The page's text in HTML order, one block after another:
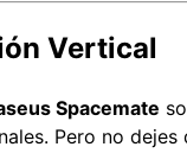
Vertical
Spacemate
Pero no